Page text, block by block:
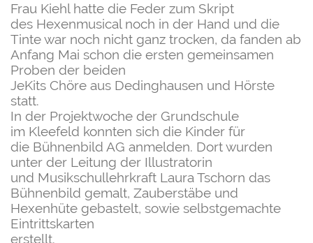
Frau Kiehl hatte die Feder zum Skript
des Hexenmusical noch in der Hand und die
Tinte war noch nicht ganz trocken, da fanden ab
Anfang Mai schon die ersten gemeinsamen
Proben der beiden
JeKits Chöre aus Dedinghausen und Hörste
statt.
In der Projektwoche der Grundschule
im Kleefeld konnten sich die Kinder für
die Bühnenbild AG anmelden. Dort wurden
unter der Leitung der Illustratorin
und Musikschullehrkraft Laura Tschorn das
Bühnenbild gemalt, Zauberstäbe und
Hexenhüte gebastelt, sowie selbstgemachte
Eintrittskarten
erstellt.